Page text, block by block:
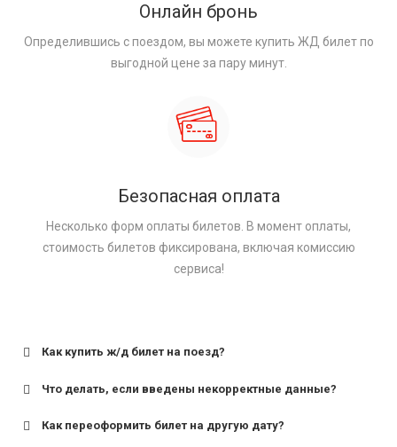
Онлайн бронь
Определившись с поездом, вы можете купить ЖД билет по
выгодной цене за пару минут.
Безопасная оплата
Несколько форм оплаты билетов. В момент оплаты,
стоимость билетов фиксирована, включая комиссию
сервиса!
Как купить ж/д билет на поезд?
Что делать, если введены некорректные данные?
Как переоформить билет на другую дату?